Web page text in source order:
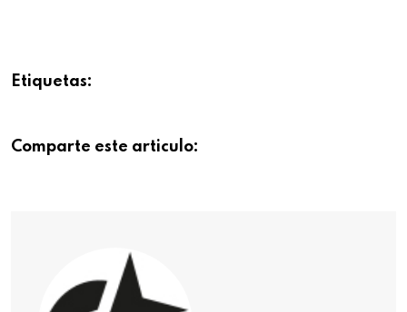
Etiquetas:
Comparte este articulo: